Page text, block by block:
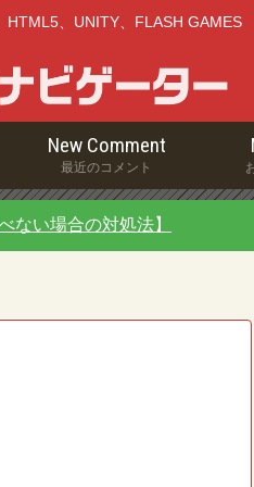
HTML5、UNITY、FLASH GAMES
New Comment
最近のコメント
ない場合の対処法】